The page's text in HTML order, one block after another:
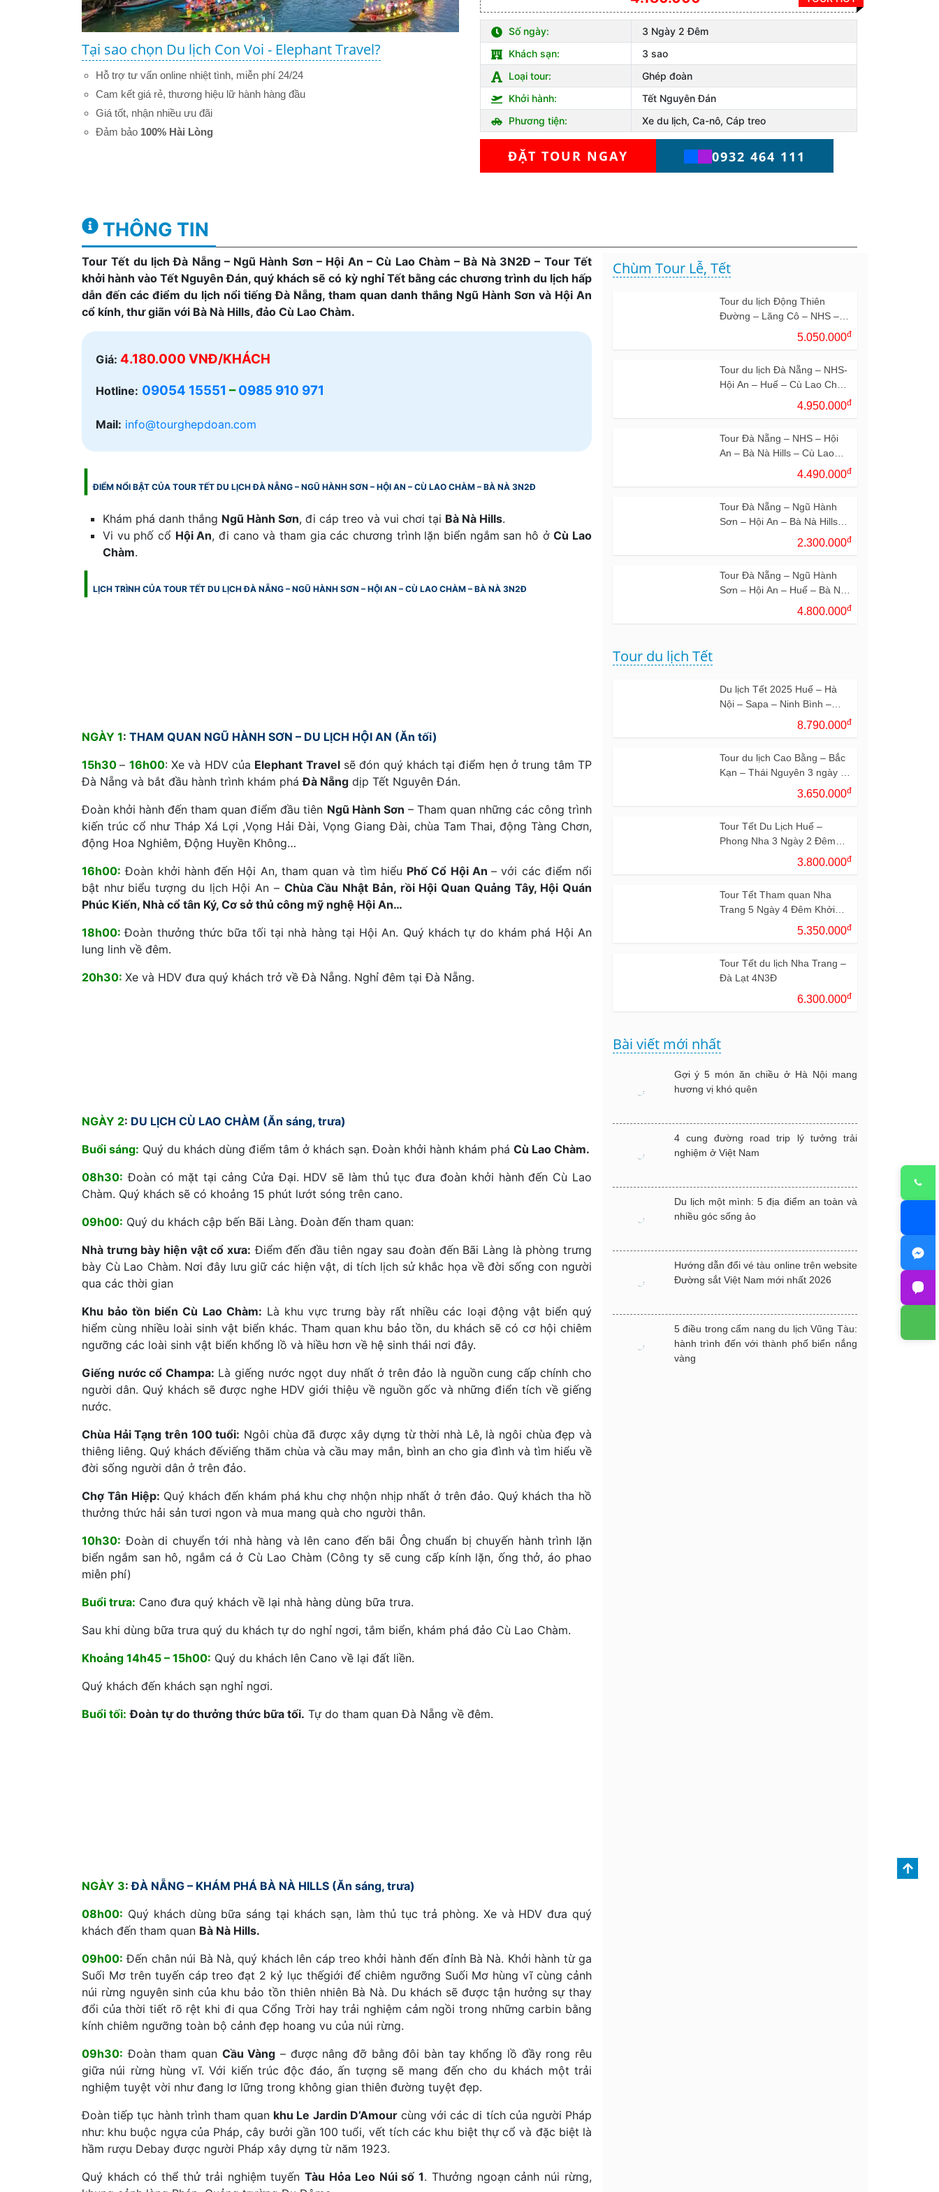
Tại sao chọn Du lịch Con Voi - Elephant Travel?
Hỗ trợ tư vấn online nhiệt tình, miễn phí 24/24
Cam kết giá rẻ, thương hiệu lữ hành hàng đầu
Giá tốt, nhận nhiều ưu đãi
Đảm bảo 100% Hài Lòng
Số ngày:
3 Ngày 2 Đêm
Khách sạn:
3 sao
Loại tour:
Ghép đoàn
Khởi hành:
Tết Nguyên Đán
Phương tiện:
Xe du lịch, Ca-nô, Cáp treo
ĐẶT TOUR NGAY 0932 464 111
THÔNG TIN
Tour Tết du lịch Đà Nẵng – Ngũ Hành Sơn – Hội An – Cù Lao Chàm – Bà Nà 3N2Đ – Tour Tết
khởi hành vào Tết Nguyên Đán, quý khách sẽ có kỳ nghỉ Tết bằng các chương trình du lịch hấp
dẫn đến các điểm du lịch nổi tiếng Đà Nẵng, tham quan danh thắng Ngũ Hành Sơn và Hội An
cổ kính, thư giãn với Bà Nà Hills, đảo Cù Lao Chàm.
Giá: 4.180.000 VNĐ/KHÁCH
Hotline: 09054 15551 –0985 910 971
Mail: info@tourghepdoan.com
ĐIỂM NỔI BẬT CỦA TOUR TẾT DU LỊCH ĐÀ NẴNG – NGŨ HÀNH SƠN – HỘI AN – CÙ LAO CHÀM – BÀ NÀ 3N2Đ
Khám phá danh thắng Ngũ Hành Sơn, đi cáp treo và vui chơi tại Bà Nà Hills.
Vi vu phố cổ Hội An, đi cano và tham gia các chương trình lặn biển ngắm san hô ởCù Lao
Chàm.
LỊCH TRÌNH CỦA TOUR TẾT DU LỊCH ĐÀ NẴNG – NGŨ HÀNH SƠN – HỘI AN – CÙ LAO CHÀM – BÀ NÀ 3N2Đ
NGÀY 1: THAM QUAN NGŨ HÀNH SƠN – DU LỊCH HỘI AN (Ăn tối)
15h30– 16h00: Xe và HDV của Elephant Travelsẽ đón quý khách tại điểm hẹn ở trung tâm TP
Đà Nẵng và bắt đầu hành trình khám pháĐà Nẵng dịp Tết Nguyên Đán.
Đoàn khởi hành đến tham quan điểm đầu tiên Ngũ Hành Sơn – Tham quan những các công trình
kiến trúc cổ như Tháp Xá Lợi ,Vọng Hải Đài, Vọng Giang Đài, chùa Tam Thai, động Tàng Chơn,
động Hoa Nghiêm, Động Huyền Không…
16h00: Đoàn khởi hành đến Hội An, tham quan và tìm hiểu Phố Cổ Hội An – với các điểm nổi
bật như biểu tượng du lịch Hội An – Chùa Cầu Nhật Bản, rồi Hội Quan Quảng Tây, Hội Quán
Phúc Kiến, Nhà cổ tân Ký, Cơ sở thủ công mỹ nghệ Hội An…
18h00: Đoàn thưởng thức bữa tối tại nhà hàng tại Hội An. Quý khách tự do khám phá Hội An
lung linh về đêm.
20h30: Xe và HDV đưa quý khách trở về Đà Nẵng. Nghỉ đêm tại Đà Nẵng.
NGÀY 2: DU LỊCH CÙ LAO CHÀM (Ăn sáng, trưa)
Buổi sáng: Quý du khách dùng điểm tâm ở khách sạn. Đoàn khởi hành khám phá Cù Lao Chàm.
08h30: Đoàn có mặt tại cảng Cửa Đại. HDV sẽ làm thủ tục đưa đoàn khởi hành đến Cù Lao
Chàm. Quý khách sẽ có khoảng 15 phút lướt sóng trên cano.
09h00: Quý du khách cập bến Bãi Làng. Đoàn đến tham quan:
Nhà trưng bày hiện vật cổ xưa: Điểm đến đầu tiên ngay sau đoàn đến Bãi Làng là phòng trưng
bày Cù Lao Chàm. Nơi đây lưu giữ các hiện vật, di tích lịch sử khắc họa về đời sống con người
qua các thời gian
Khu bảo tồn biển Cù Lao Chàm: Là khu vực trưng bày rất nhiều các loại động vật biển quý
hiểm cùng nhiều loài sinh vật biển khác. Tham quan khu bảo tồn, du khách sẽ có cơ hội chiêm
ngưỡng các loài sinh vật biển khổng lồ và hiều hơn về hệ sinh thái nơi đây.
Giếng nước cổ Champa: Là giếng nước ngọt duy nhất ở trên đảo là nguồn cung cấp chính cho
người dân. Quý khách sẽ được nghe HDV giới thiệu về nguồn gốc và những điển tích về giếng
nước.
Chùa Hải Tạng trên 100 tuổi: Ngôi chùa đã được xây dựng từ thời nhà Lê, là ngôi chùa đẹp và
thiêng liêng. Quý khách đếviếng thăm chùa và cầu may mắn, bình an cho gia đình và tìm hiểu về
đời sống người dân ở trên đảo.
Chợ Tân Hiệp: Quý khách đến khám phá khu chợ nhộn nhịp nhất ở trên đảo. Quý khách tha hồ
thưởng thức hải sản tươi ngon và mua mang quà cho người thân.
10h30: Đoàn di chuyển tới nhà hàng và lên cano đến bãi Ông chuẩn bị chuyến hành trình lặn
biển ngắm san hô, ngắm cá ở Cù Lao Chàm (Công ty sẽ cung cấp kính lặn, ống thở, áo phao
miễn phí)
Buổi trưa: Cano đưa quý khách về lại nhà hàng dùng bữa trưa.
Sau khi dùng bữa trưa quý du khách tự do nghỉ ngơi, tắm biển, khám phá đảo Cù Lao Chàm.
Khoảng 14h45 – 15h00: Quý du khách lên Cano về lại đất liền.
Quý khách đến khách sạn nghỉ ngơi.
Buổi tối: Đoàn tự do thưởng thức bữa tối. Tự do tham quan Đà Nẵng về đêm.
NGÀY 3:ĐÀ NẴNG – KHÁM PHÁ BÀ NÀ HILLS (Ăn sáng, trưa)
08h00: Quý khách dùng bữa sáng tại khách sạn, làm thủ tục trả phòng. Xe và HDV đưa quý
khách đến tham quan Bà Nà Hills.
09h00: Đến chân núi Bà Nà, quý khách lên cáp treo khởi hành đến đỉnh Bà Nà. Khởi hành từ ga
Suối Mơ trên tuyến cáp treo đạt 2 kỷ lục thếgiới để chiêm ngưỡng Suối Mơ hùng vĩ cùng cảnh
núi rừng nguyên sinh của khu bảo tồn thiên nhiên Bà Nà. Du khách sẽ được tận hưởng sự thay
đổi của thời tiết rõ rệt khi đi qua Cổng Trời hay trải nghiệm cảm ngồi trong những carbin bằng
kính chiêm ngưỡng toàn bộ cảnh đẹp hoang vu của núi rừng.
09h30: Đoàn tham quan Cầu Vàng – được nâng đỡ bằng đôi bàn tay khổng lồ đầy rong rêu
giữa núi rừng hùng vĩ. Với kiến trúc độc đáo, ấn tượng sẽ mang đến cho du khách một trải
nghiệm tuyệt vời như đang lơ lững trong không gian thiên đường tuyệt đẹp.
Đoàn tiếp tục hành trình tham quan khu Le Jardin D’Amourcùng với các di tích của người Pháp
như: khu buộc ngựa của Pháp, cây bưởi gần 100 tuổi, vết tích các khu biệt thự cổ và đặc biệt là
hầm rượu Debay được người Pháp xây dựng từ năm 1923.
Quý khách có thể thử trải nghiệm tuyếnTàu Hỏa Leo Núi số 1. Thưởng ngoạn cảnh núi rừng,
Chùm Tour Lễ, Tết
Tour du lịch Động Thiên
Đường – Lăng Cô – NHS –
Hội An – Bà Nà 3N2Đ
5.050.000đ
Tour du lịch Đà Nẵng – NHS-
Hội An – Huế – Cù Lao Chàm
– Bà Nà Hills 4N3Đ
4.950.000đ
Tour Đà Nẵng – NHS – Hội
An – Bà Nà Hills – Cù Lao
4.490.000đ
Tour Đà Nẵng – Ngũ Hành
Sơn – Hội An – Bà Nà Hills
2.300.000đ
Tour Đà Nẵng – Ngũ Hành
Sơn – Hội An – Huế – Bà Nà
4.800.000đ
Tour du lịch Tết
Du lịch Tết 2025 Huế – Hà
Nội – Sapa – Ninh Bình –
Huế 5 Ngày 4 Đêm
8.790.000đ
Tour du lịch Cao Bằng – Bắc
Kạn – Thái Nguyên 3 ngày 2
3.650.000đ
Tour Tết Du Lịch Huế –
Phong Nha 3 Ngày 2 Đêm
3.800.000đ
Tour Tết Tham quan Nha
Trang 5 Ngày 4 Đêm Khởi
5.350.000đ
Tour Tết du lịch Nha Trang –
Đà Lạt 4N3Đ
6.300.000đ
Bài viết mới nhất
Gợi ý 5 món ăn chiều ở Hà Nội mang
hương vị khó quên
4 cung đường road trip lý tưởng trải
nghiệm ở Việt Nam
Du lịch một mình: 5 địa điểm an toàn và
nhiều góc sống ảo
Hướng dẫn đổi vé tàu online trên website
Đường sắt Việt Nam mới nhất 2026
5 điều trong cẩm nang du lịch Vũng Tàu:
hành trình đến với thành phố biển nắng
vàng